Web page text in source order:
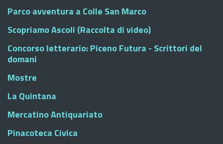
Parco avventura a Colle San Marco
Scopriamo Ascoli (Raccolta di video)
Concorso letterario: Piceno Futura - Scrittori del
domani
Mostre
La Quintana
Mercatino Antiquariato
Pinacoteca Civica